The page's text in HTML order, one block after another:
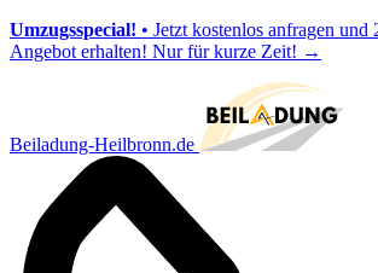
Umzugsspecial! • Jetzt kostenlos anfragen
Angebot erhalten! Nur für kurze Zeit! →
Beiladung-Heilbronn.de